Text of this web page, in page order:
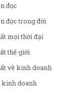
đọc
đọc trong đời
mọi thời đại
thế giới
về kinh doanh
kinh doanh